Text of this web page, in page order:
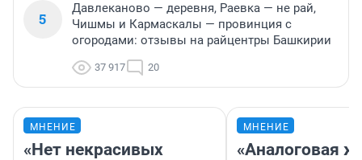
5
Давлеканово — деревня, Раевка — не рай,
Чишмы и Кармаскалы — провинция с
огородами: отзывы на райцентры Башкирии
37 917 20
МНЕНИЕ
«Нет некрасивых
МНЕНИЕ
«Аналоговая